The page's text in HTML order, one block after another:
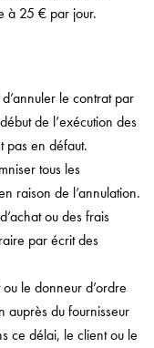
à 25 € par jour.
le contrat par
de l’exécution des
pas en défaut.
tous les
raison de l’annulation.
ou des frais
par écrit des
le donneur d’ordre
auprès du fournisseur
ce délai, le client ou le